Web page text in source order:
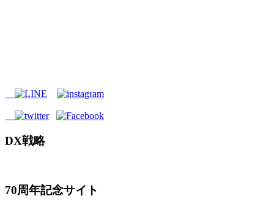
DX戦略
70周年記念サイト